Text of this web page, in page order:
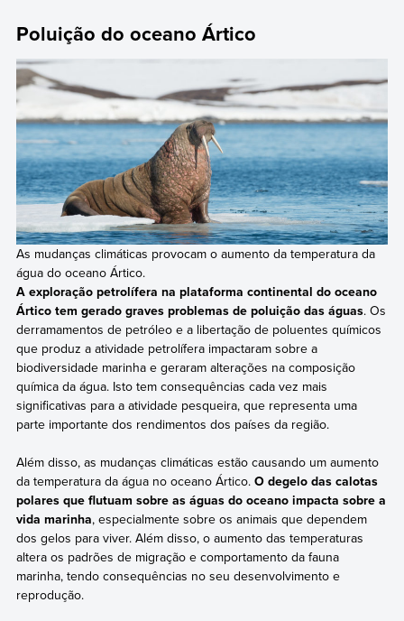
Poluição do oceano Ártico
As mudanças climáticas provocam o aumento da temperatura da
água do oceano Ártico.
A exploração petrolífera na plataforma continental do oceano
Ártico tem gerado graves problemas de poluição das águas. Os
derramamentos de petróleo e a libertação de poluentes químicos
que produz a atividade petrolífera impactaram sobre a
biodiversidade marinha e geraram alterações na composição
química da água. Isto tem consequências cada vez mais
significativas para a atividade pesqueira, que representa uma
parte importante dos rendimentos dos países da região.
Além disso, as mudanças climáticas estão causando um aumento
da temperatura da água no oceano Ártico. O degelo das calotas
polares que flutuam sobre as águas do oceano impacta sobre a
vida marinha, especialmente sobre os animais que dependem
dos gelos para viver. Além disso, o aumento das temperaturas
altera os padrões de migração e comportamento da fauna
marinha, tendo consequências no seu desenvolvimento e
reprodução.